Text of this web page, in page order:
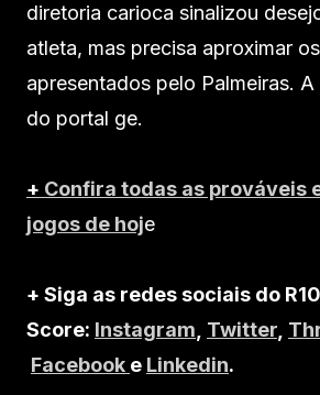
diretoria carioca sinalizou
atleta, mas precisa aproximar
apresentados pelo Palmeiras.
do portal ge.
+ Confira todas as prováveis
jogos de hoje
+ Siga as redes sociais do R10
Score: Instagram Twitter
Facebook e Linkedin.